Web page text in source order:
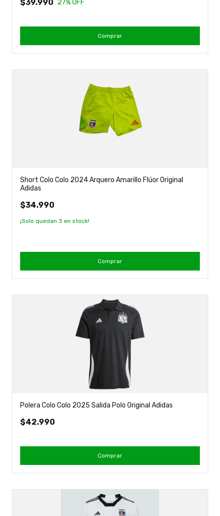
$39.990 27% OFF
Comprar
Short Colo Colo 2024 Arquero Amarillo Flúor Original
Adidas
$34.990
¡Solo quedan 3 en stock!
Comprar
Polera Colo Colo 2025 Salida Polo Original Adidas
$42.990
Comprar